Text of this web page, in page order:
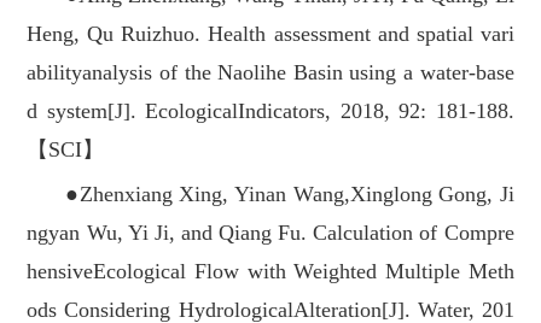
Heng, Qu Ruizhuo. Health assessment and spatial vari
abilityanalysis of the Naolihe Basin using a water-base
d system[J]. EcologicalIndicators, 2018, 92: 181-188.
【SCI】
●Zhenxiang Xing, Yinan Wang,Xinglong Gong, Ji
ngyan Wu, Yi Ji, and Qiang Fu. Calculation of Compre
hensiveEcological Flow with Weighted Multiple Meth
ods Considering HydrologicalAlteration[J]. Water, 201